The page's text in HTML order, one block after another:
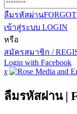
ลืมรหัสผ่าน
เข้าสู่ระบบ LOGIN
หรือ
สมัครสมาชิก /
Login with Facebook
x
ลืมรหัสผ่าน |